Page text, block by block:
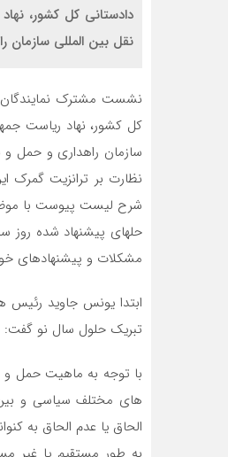
دادستانی کل کشور،
نقل بین المللی سازمان
نشست مشترک نمایندگان
کل کشور، نهاد ریاست
سازمان راهداری و حمل و
نظارت بر ترانزیت گمرک
شرح لیست پیوست با
مشکلات و پیشنهادهای
ابتدا یونس جاوید
تبریک حلول سال نو گفت:
با توجه به ماهیت حمل و
های مختلف سیاسی و بین
الحاق یا عدم الحاق به